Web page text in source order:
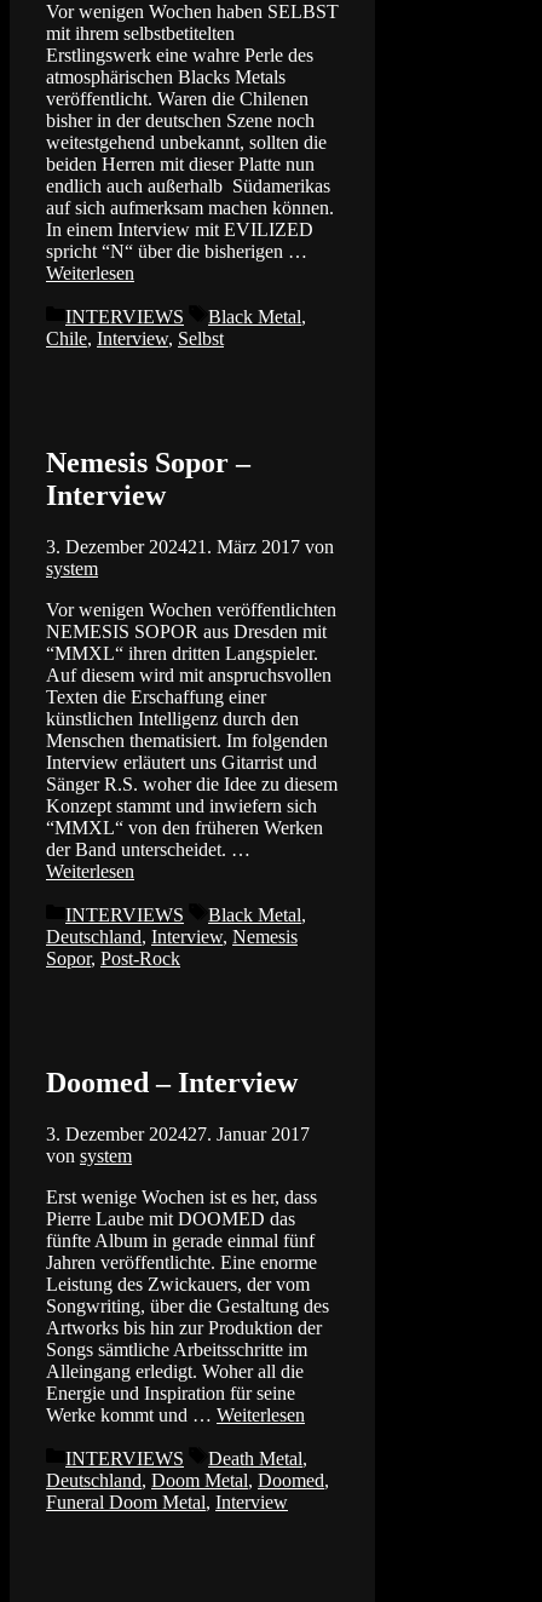
Vor wenigen Wochen haben SELBST
mit ihrem selbstbetitelten
Erstlingswerk eine wahre Perle des
atmosphärischen Blacks Metals
veröffentlicht. Waren die Chilenen
bisher in der deutschen Szene noch
weitestgehend unbekannt, sollten die
beiden Herren mit dieser Platte nun
endlich auch außerhalb Südamerikas
auf sich aufmerksam machen können.
In einem Interview mit EVILIZED
spricht “N“ über die bisherigen …
Weiterlesen
Kategorien
INTERVIEWS Schlagwörter
Black Metal,
Chile, Interview, Selbst
Nemesis Sopor –
Interview
3. Dezember 202421. März 2017 von
system
Vor wenigen Wochen veröffentlichten
NEMESIS SOPOR aus Dresden mit
“MMXL“ ihren dritten Langspieler.
Auf diesem wird mit anspruchsvollen
Texten die Erschaffung einer
künstlichen Intelligenz durch den
Menschen thematisiert. Im folgenden
Interview erläutert uns Gitarrist und
Sänger R.S. woher die Idee zu diesem
Konzept stammt und inwiefern sich
“MMXL“ von den früheren Werken
der Band unterscheidet. …
Weiterlesen
Kategorien
INTERVIEWS Schlagwörter
Black Metal,
Deutschland, Interview, Nemesis
Sopor, Post-Rock
Doomed – Interview
3. Dezember 202427. Januar 2017
von system
Erst wenige Wochen ist es her, dass
Pierre Laube mit DOOMED das
fünfte Album in gerade einmal fünf
Jahren veröffentlichte. Eine enorme
Leistung des Zwickauers, der vom
Songwriting, über die Gestaltung des
Artworks bis hin zur Produktion der
Songs sämtliche Arbeitsschritte im
Alleingang erledigt. Woher all die
Energie und Inspiration für seine
Werke kommt und … Weiterlesen
Kategorien
INTERVIEWS Schlagwörter
Death Metal,
Deutschland, Doom Metal, Doomed,
Funeral Doom Metal, Interview